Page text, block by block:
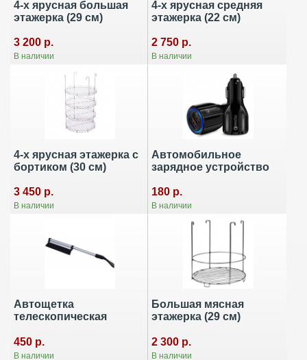
4-х ярусная большая
этажерка (29 см)
3 200 р.
В наличии
4-х ярусная средняя
этажерка (22 см)
2 750 р.
В наличии
4-х ярусная этажерка с
бортиком (30 см)
3 450 р.
В наличии
Автомобильное
зарядное устройство
180 р.
В наличии
Автощетка
телескопическая
450 р.
В наличии
Большая мясная
этажерка (29 см)
2 300 р.
В наличии